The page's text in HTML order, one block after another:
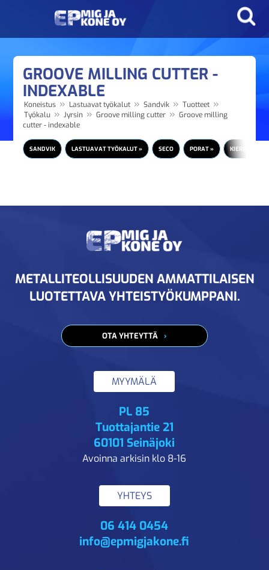
GROOVE MILLING CUTTER -
INDEXABLE
Koneistus » Lastuavat työkalut » Sandvik » Tuotteet »
Työkalu » Jyrsin » Groove milling cutter » Groove milling
cutter - indexable
SANDVIK LASTUAVAT TYÖKALUT » SECO PORAT » KIERRETAPIT
METALLITEOLLISUUDEN AMMATTILAISEN
LUOTETTAVA YHTEISTYÖKUMPPANI.
OTA YHTEYTTÄ
MYYMÄLÄ
PL 85
Tuottajantie 21
60101 Seinäjoki
Avoinna arkisin klo 8-16
YHTEYS
06 414 0454
info@epmigjakone.fi